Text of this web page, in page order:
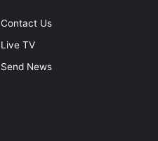
Contact Us
Live TV
Send News